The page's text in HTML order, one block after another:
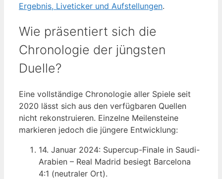
Ergebnis, Liveticker und Aufstellungen.
Wie präsentiert sich die
Chronologie der jüngsten
Duelle?
Eine vollständige Chronologie aller Spiele seit
2020 lässt sich aus den verfügbaren Quellen
nicht rekonstruieren. Einzelne Meilensteine
markieren jedoch die jüngere Entwicklung:
14. Januar 2024: Supercup-Finale in Saudi-
Arabien – Real Madrid besiegt Barcelona
4:1 (neutraler Ort).